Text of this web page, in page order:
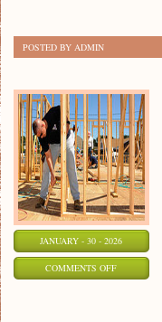
POSTED BY ADMIN
JANUARY - 30 - 2026
COMMENTS OFFON